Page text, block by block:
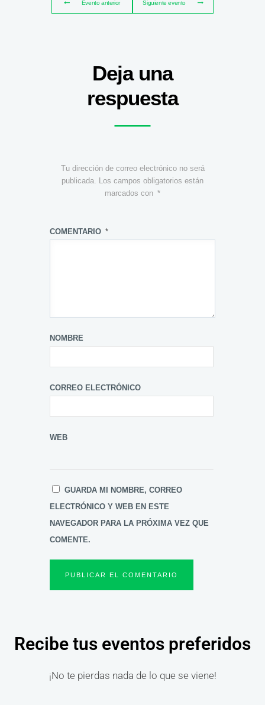
Evento anterior Siguiente evento
Deja una
respuesta
Tu dirección de correo electrónico no será
publicada. Los campos obligatorios están
marcados con *
COMENTARIO *
NOMBRE
CORREO ELECTRÓNICO
WEB
GUARDA MI NOMBRE, CORREO
ELECTRÓNICO Y WEB EN ESTE
NAVEGADOR PARA LA PRÓXIMA VEZ QUE
COMENTE.
Recibe tus eventos preferidos
¡No te pierdas nada de lo que se viene!